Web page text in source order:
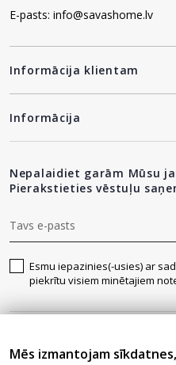
E-pasts: info@savashome.lv
Informācija klientam
Informācija
Nepalaidiet garām Mūsu
Pierakstieties vēstuļu
Esmu iepazinies(-usies) ar
piekrītu visiem minētajiem
Mēs izmantojam